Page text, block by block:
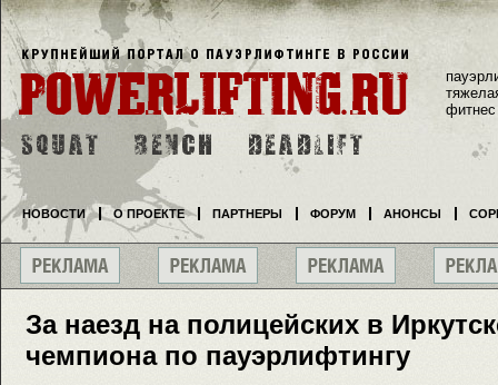
За наезд на полицейских в
чемпиона по пауэрлифтингу
фитнес
НОВОСТИ О ПРОЕКТЕ ПАРТНЕРЫ ФОРУМ АНОНСЫ